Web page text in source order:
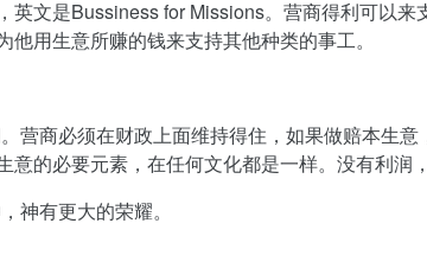
英文是Bussiness for Missions。营商得利可以来
用生意所赚的钱来支持其他种类的事工。
营商必须在财政上面维持得住，如果做赔本生
的必要元素，在任何文化都是一样。没有利润
神有更大的荣耀。